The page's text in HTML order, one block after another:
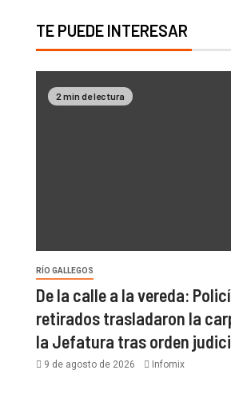
TE PUEDE INTERESAR
2 min de lectura
RÍO GALLEGOS
De la calle a la vereda:
retirados trasladaron la
la Jefatura tras orden
9 de agosto de 2026 Infomix